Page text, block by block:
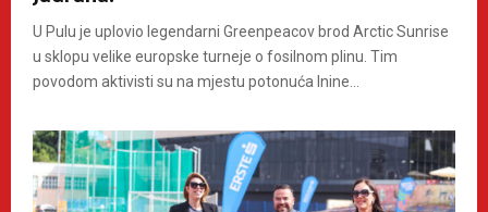
U Pulu je uplovio legendarni Greenpeacov brod Arctic Sunrise
u sklopu velike europske turneje o fosilnom plinu. Tim
povodom aktivisti su na mjestu potonuća Inine...